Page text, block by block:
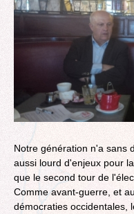
Notre génération n'a sans
aussi lourd d'enjeux pour
que le second tour de
Comme avant-guerre, et
démocraties occidentales,